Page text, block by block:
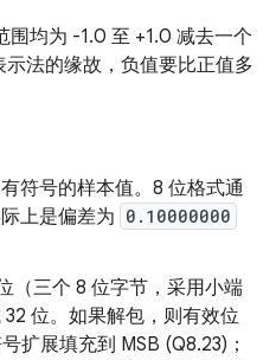
均为 -1.0 至 +1.0 减去一个
法的缘故，负值要比正值多
符号的样本值。8 位格式通
上是偏差为 0.10000000
（三个 8 位字节，采用小端
位。如果解包，则有效位
扩展填充到 MSB (Q8.23)；